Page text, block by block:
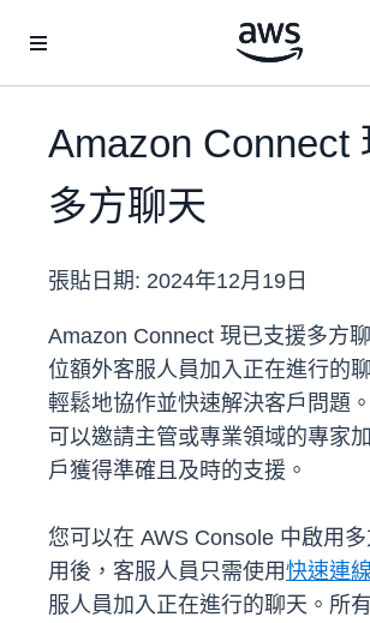
Amazon Connect
多方聊天
張貼日期: 2024年12月19日
Amazon Connect 現已支援多方
位額外客服人員加入正在進行的
輕鬆地協作並快速解決客戶問題
可以邀請主管或專業領域的專家
戶獲得準確且及時的支援。
您可以在 AWS Console 中啟用
用後，客服人員只需使用快速連線
服人員加入正在進行的聊天。所